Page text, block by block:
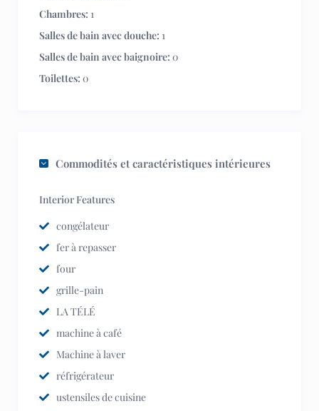
Chambres: 1
Salles de bain avec douche: 1
Salles de bain avec baignoire: 0
Toilettes: 0
Commodités et caractéristiques intérieures
Interior Features
congélateur
fer à repasser
four
grille-pain
LA TÉLÉ
machine à café
Machine à laver
réfrigérateur
ustensiles de cuisine